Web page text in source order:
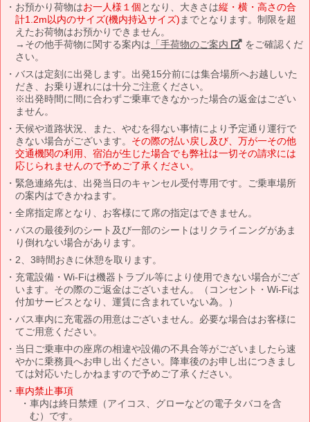
お預かり荷物はお一人様１個となり、大きさは縦・横・高さの合
計1.2m以内のサイズ(機内持込サイズ) までとなります。制限を超
えたお荷物はお預かりできません。
→その他手荷物に関する案内は 「手荷物のご案内」 をご確認くだ
さい。
バスは定刻に出発します。出発15分前には集合場所へお越しいた
だき、お乗り遅れには十分ご注意ください。
※出発時間に間に合わずご乗車できなかった場合の返金はござい
ません。
天候や道路状況、また、やむを得ない事情により予定通り運行で
きない場合がございます。 その際の払い戻し及び、万が一その他
交通機関の利用、宿泊が生じた場合でも弊社は一切その請求には
応じられませんので予めご了承ください。
緊急連絡先は、出発当日のキャンセル受付専用です。ご乗車場所
の案内はできかねます。
全席指定席となり、お客様にて席の指定はできません。
バスの最後列のシート及び一部のシートはリクライニングがあま
り倒れない場合があります。
2、3時間おきに休憩を取ります。
充電設備・Wi-Fiは機器トラブル等により使用できない場合がござ
います。その際のご返金はございません。（コンセント・Wi-Fiは
付加サービスとなり、運賃に含まれていない為。）
バス車内に充電器の用意はございません。必要な場合はお客様に
てご用意ください。
当日ご乗車中の座席の相違や設備の不具合等がございましたら速
やかに乗務員へお申し出ください。降車後のお申し出につきまし
ては対応いたしかねますので予めご了承ください。
車内禁止事項
車内は終日禁煙（アイコス、グローなどの電子タバコを含
む）です。